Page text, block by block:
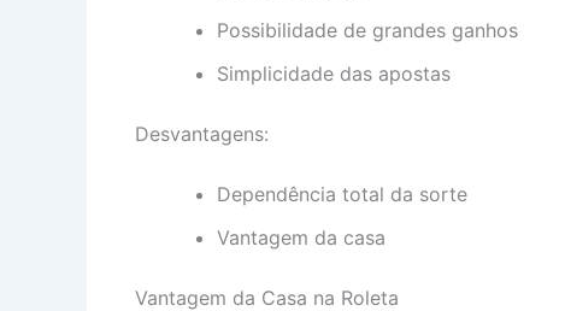
Possibilidade de grandes ganhos
Simplicidade das apostas
Desvantagens:
Dependência total da sorte
Vantagem da casa
Vantagem da Casa na Roleta